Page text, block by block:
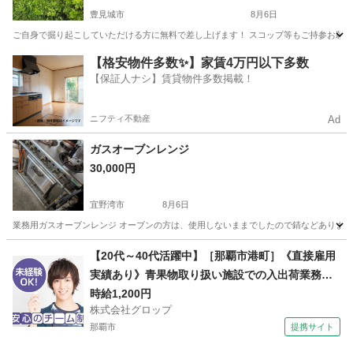
豊見城市 8月6日
ご自身で掘り起こしていただける方に無料で差し上げます！ スコップ等もご持参お
沖縄 豊見城市 家庭用品
【格安物件多数✨】家賃4万円以下多数
【保証人ナシ】賃貸物件多数掲載！
ニフティ不動産 Ad
ガスオーブンレンジ
30,000円
宜野湾市 8月6日
業務用ガスオーブンレンジ オーブンの方は、使用しないままでしたので錆などありま
調理器具 ガス
【20代～40代活躍中】［那覇市港町］《直接雇用
実績あり》青果物取り扱い施設での入出荷業務／
日勤／残業なし／無料駐車場完備
時給1,200円
株式会社グロップ
那覇市 提携サイト